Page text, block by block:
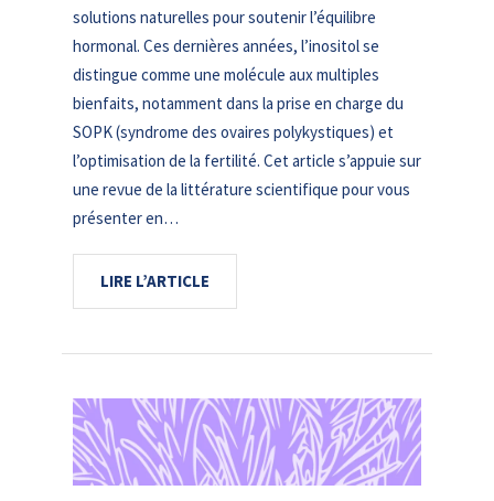
solutions naturelles pour soutenir l’équilibre
hormonal. Ces dernières années, l’inositol se
distingue comme une molécule aux multiples
bienfaits, notamment dans la prise en charge du
SOPK (syndrome des ovaires polykystiques) et
l’optimisation de la fertilité. Cet article s’appuie sur
une revue de la littérature scientifique pour vous
présenter en…
LIRE L’ARTICLE